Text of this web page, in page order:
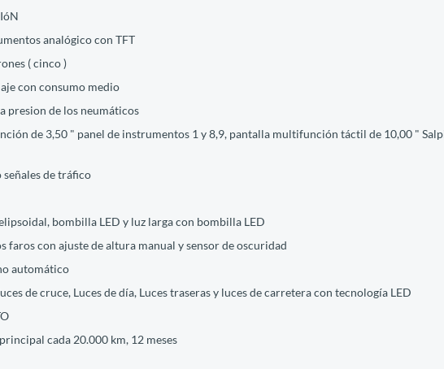
analógico con TFT
( cinco )
con consumo medio
presion de los neumáticos
de 3,50 " panel de instrumentos 1 y 8,9, pantalla multifunción táctil de 10,00 "
de tráfico
bombilla LED y luz larga con bombilla LED
faros con ajuste de altura manual y sensor de oscuridad
automático
de cruce, Luces de día, Luces traseras y luces de carretera con tecnología LED
cada 20.000 km, 12 meses